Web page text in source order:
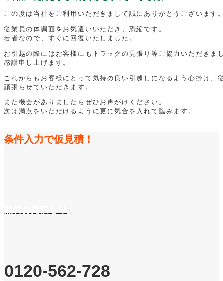
この度は当社をご利用いただきまして誠にありがとうございます
従業員の体調面をお気遣いいただき、恐縮です。
若者なので、すぐに回復いたしました。
お引越の際にはお客様にもトラックの見張り等ご協力いただきま
感謝申し上げます。
これからもお客様にとって気持の良い引越しになるよう心掛け、
頑張らせていただきます。
また機会がありましたらぜひお声がけください。
次は満点をいただけるように更に気合を入れて臨みます。
条件入力で仮見積！
0120-562-728